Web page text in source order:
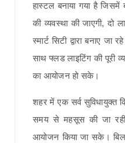
हास्टल बनाया गया है
की व्यवस्था की जाएगी, दो
स्मार्ट सिटी द्वारा बनाए
साथ फ्लड लाइटिंग की पूरी
का आयोजन हो सके।
शहर में एक सर्व सुविधायुक्त
समय से महसूस की जा
आयोजन किया जा सके।